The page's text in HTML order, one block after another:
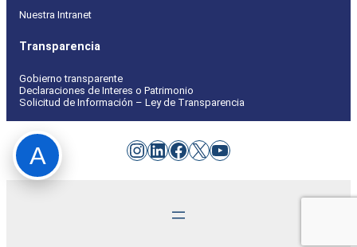
Nuestra Intranet
Transparencia
Gobierno transparente
Declaraciones de Interes o Patrimonio
Solicitud de Información – Ley de Transparencia
Instagram
LinkedIn
Facebook
X YouTube
A